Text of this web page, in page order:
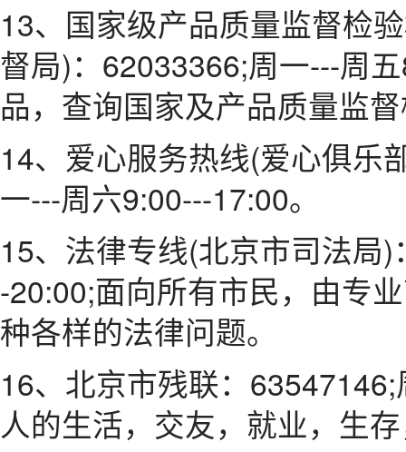
13、国家级产品质量监督检
督局)：62033366;周一---周
品，查询国家及产品质量监
14、爱心服务热线(爱心俱乐
一---周六9:00---17:00。
15、法律专线(北京市司法局
-20:00;面向所有市民，由专
种各样的法律问题。
16、北京市残联：
人的生活，交友，就业，生